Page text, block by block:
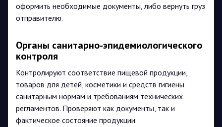
оформить необходимые документы, либо вернуть груз
отправителю.
Органы санитарно-эпидемиологического
контроля
Контролируют соответствие пищевой продукции,
товаров для детей, косметики и средств гигиены
санитарным нормам и требованиям технических
регламентов. Проверяют как документы, так и
фактическое состояние продукции.